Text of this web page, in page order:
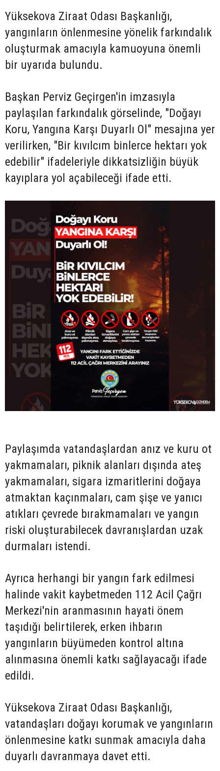
Yüksekova Ziraat Odası Başkanlığı,
yangınların önlenmesine yönelik farkındalık
oluşturmak amacıyla kamuoyuna önemli
bir uyarıda bulundu.
Başkan Perviz Geçirgen'in imzasıyla
paylaşılan farkındalık görselinde, "Doğayı
Koru, Yangına Karşı Duyarlı Ol" mesajına yer
verilirken, "Bir kıvılcım binlerce hektarı yok
edebilir" ifadeleriyle dikkatsizliğin büyük
kayıplara yol açabileceği ifade etti.
Paylaşımda vatandaşlardan anız ve kuru ot
yakmamaları, piknik alanları dışında ateş
yakmamaları, sigara izmaritlerini doğaya
atmaktan kaçınmaları, cam şişe ve yanıcı
atıkları çevrede bırakmamaları ve yangın
riski oluşturabilecek davranışlardan uzak
durmaları istendi.
Ayrıca herhangi bir yangın fark edilmesi
halinde vakit kaybetmeden 112 Acil Çağrı
Merkezi'nin aranmasının hayati önem
taşıdığı belirtilerek, erken ihbarın
yangınların büyümeden kontrol altına
alınmasına önemli katkı sağlayacağı ifade
edildi.
Yüksekova Ziraat Odası Başkanlığı,
vatandaşları doğayı korumak ve yangınların
önlenmesine katkı sunmak amacıyla daha
duyarlı davranmaya davet etti.